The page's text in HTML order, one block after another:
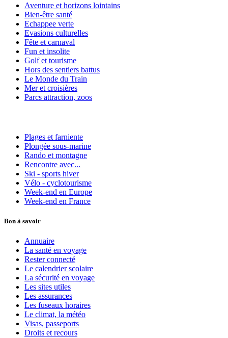
Aventure et horizons lointains
Bien-être santé
Echappee verte
Evasions culturelles
Fête et carnaval
Fun et insolite
Golf et tourisme
Hors des sentiers battus
Le Monde du Train
Mer et croisières
Parcs attraction, zoos
Plages et farniente
Plongée sous-marine
Rando et montagne
Rencontre avec...
Ski - sports hiver
Vélo - cyclotourisme
Week-end en Europe
Week-end en France
Bon à savoir
Annuaire
La santé en voyage
Rester connecté
Le calendrier scolaire
La sécurité en voyage
Les sites utiles
Les assurances
Les fuseaux horaires
Le climat, la météo
Visas, passeports
Droits et recours